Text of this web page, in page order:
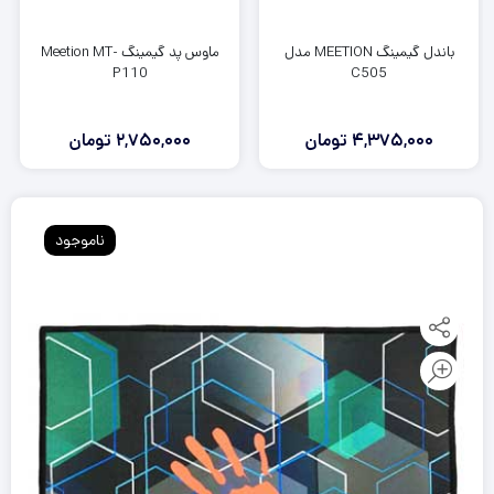
باندل گیمینگ MEETION مدل
C505
4,375,000 تومان
ماوس پد گیمینگ Meetion MT-
P110
2,750,000 تومان
ناموجود